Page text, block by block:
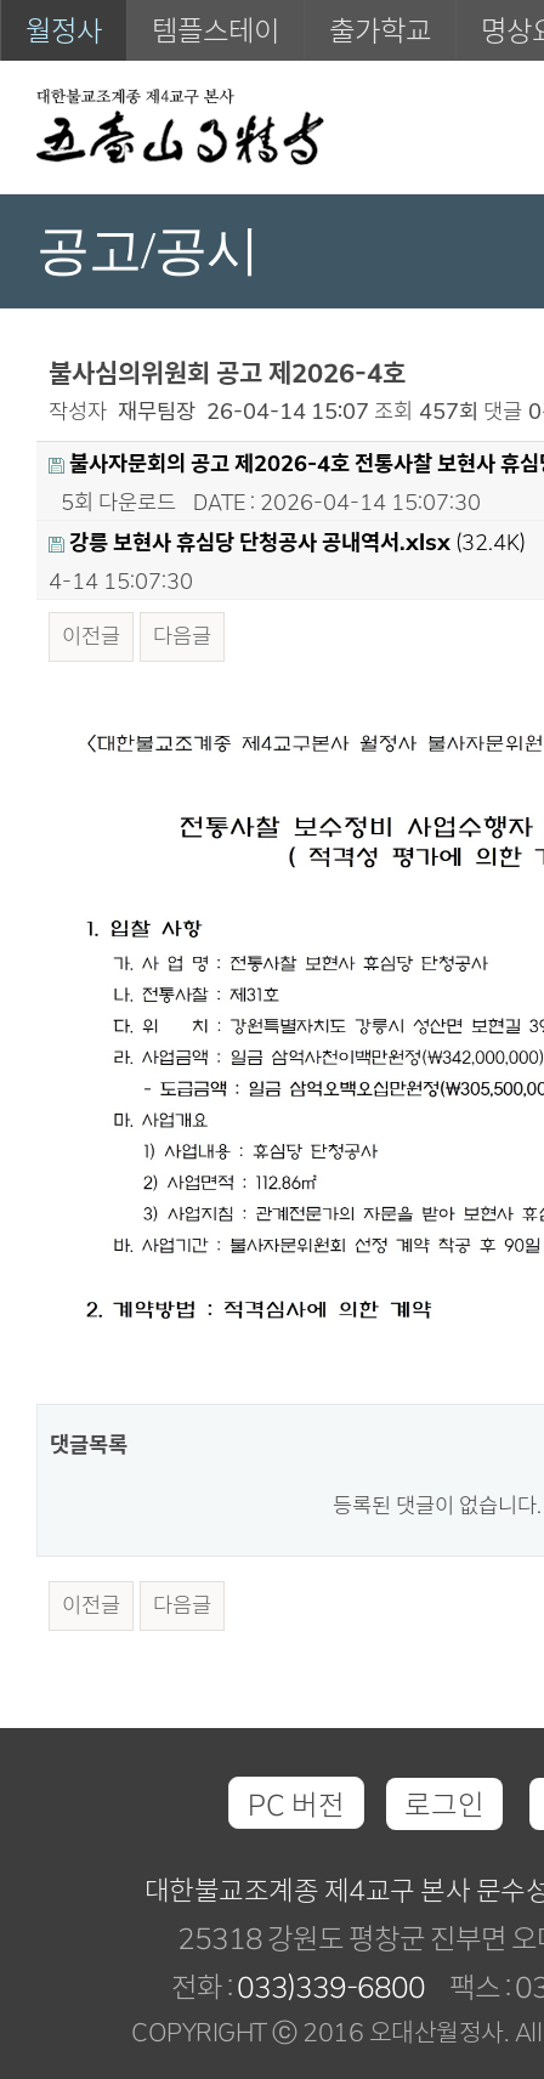
월정사 템플스테이 출가학교 명상
공고/공시
불사심의위원회 공고 제2026-4호
작성자 재무팀장 26-04-14 15:07 조회 457회 댓글
불사자문회의 공고 제2026-4호 전통사찰 보현사 휴
5회 다운로드
DATE : 2026-04-14 15:07:30
강릉 보현사 휴심당 단청공사 공내역서.xlsx (32.4K)
4-14 15:07:30
이전글
다음글
댓글목록
등록된 댓글이 없습니다.
이전글 다음글
PC 버전 로그인
대한불교조계종 제4교구 본사 문수
25318 강원도 평창군 진부면
전화 :033)339-6800 팩스 :
COPYRIGHT ⓒ 2016 오대산월정사.